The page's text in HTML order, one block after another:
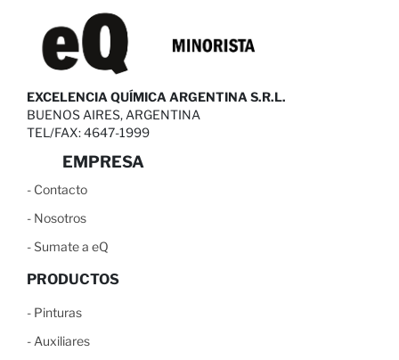
EXCELENCIA QUÍMICA ARGENTINA S.R.L.
BUENOS AIRES, ARGENTINA
TEL/FAX: 4647-1999
EMPRESA
- Contacto
- Nosotros
-Sumate a eQ
PRODUCTOS
- Pinturas
- Auxiliares